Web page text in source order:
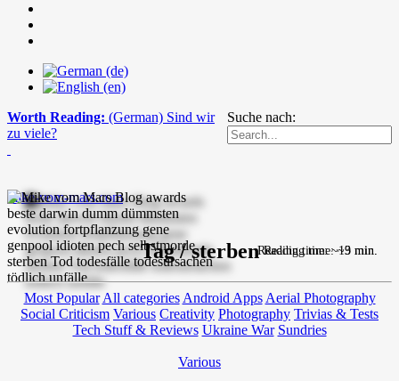
Suche nach:
Worth Reading: (German) Sind wir
zu viele?
mike-vom-mars.com
Tag / sterben
Most Popular All categories Android Apps Aerial Photography
Social Criticism Various Creativity Photography Trivias & Tests
Tech Stuff & Reviews Ukraine War Sundries
Various
Reading time: ~9 min.
Reading time: ~13 min.